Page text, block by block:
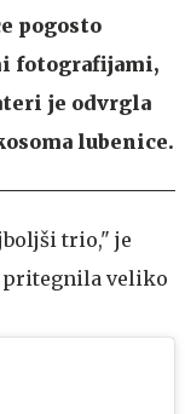
pogosto
fotografijami,
je odvrgla
lubenice.
trio," je
pritegnila veliko